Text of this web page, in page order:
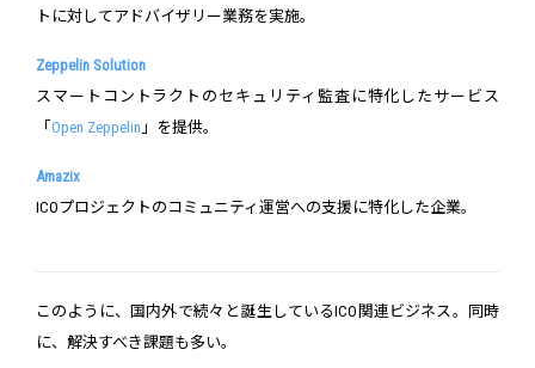
トに対してアドバイザリー業務を実施。
Zeppelin Solution
スマートコントラクトのセキュリティ監査に特化したサービス
「 Open Zeppelin 」を提供。
Amazix
ICOプロジェクトのコミュニティ運営への支援に特化した企業。
このように、国内外で続々と誕生しているICO関連ビジネス。同時
に、解決すべき課題も多い。